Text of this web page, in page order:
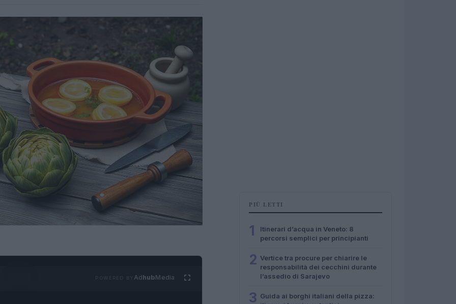
AdhubMedia
PIÙ LETTI
1
Itinerari d’acqua in Veneto: 8
percorsi semplici per principianti
2 Vertice tra procure per chiarire le
responsabilità dei cecchini durante
l’assedio di Sarajevo
3 Guida ai borghi italiani della pizza: